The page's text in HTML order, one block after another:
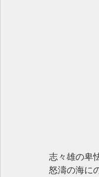
志々雄の卑
怒濤の海に